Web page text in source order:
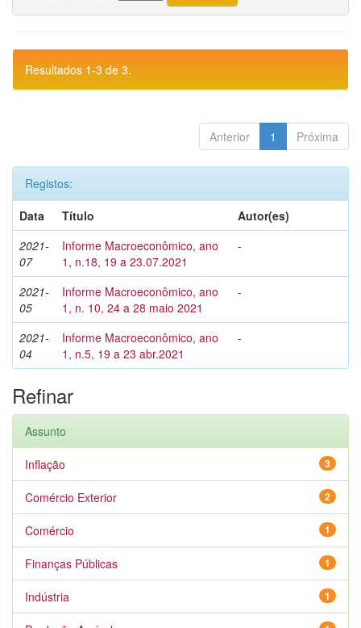
Resultados 1-3 de 3.
Anterior 1 Próxima
Registos:
Data
Título
Autor(es)
2021-
07
Informe Macroeconômico, ano
1, n.18, 19 a 23.07.2021
-
2021-
05
Informe Macroeconômico, ano
1, n. 10, 24 a 28 maio 2021
-
2021-
04
Informe Macroeconômico, ano
1, n.5, 19 a 23 abr.2021
-
Refinar
Assunto
3
Inflação
2
Comércio Exterior
1
Comércio
1
Finanças Públicas
1
Indústria